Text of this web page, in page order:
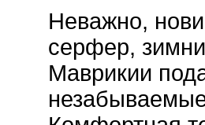
Неважно,
серфер,
Маврикии